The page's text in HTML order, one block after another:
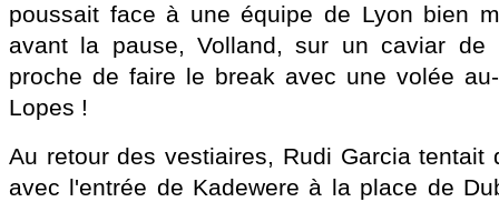
poussait face à une équipe de Lyon bien
avant la pause, Volland, sur un caviar de
proche de faire le break avec une volée
Lopes !
Au retour des vestiaires, Rudi Garcia tentait
avec l'entrée de Kadewere à la place de